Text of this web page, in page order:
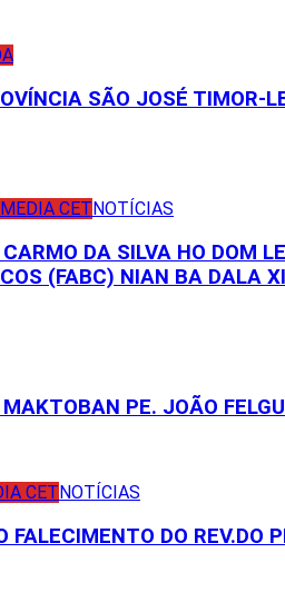
SÃO JOSÉ TIMOR-
MEDIA CET NOTÍCIAS
DA SILVA HO DOM
(FABC) NIAN BA DALA
PE. JOÃO
CET NOTÍCIAS
FALECIMENTO DO REV.DO